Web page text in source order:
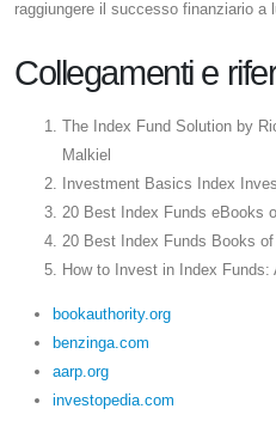
raggiungere il successo finanziario a
Collegamenti e
The Index Fund Solution by
Malkiel
Investment Basics Index
20 Best Index Funds eBooks
20 Best Index Funds Books
How to Invest in Index Funds:
bookauthority.org
benzinga.com
aarp.org
investopedia.com